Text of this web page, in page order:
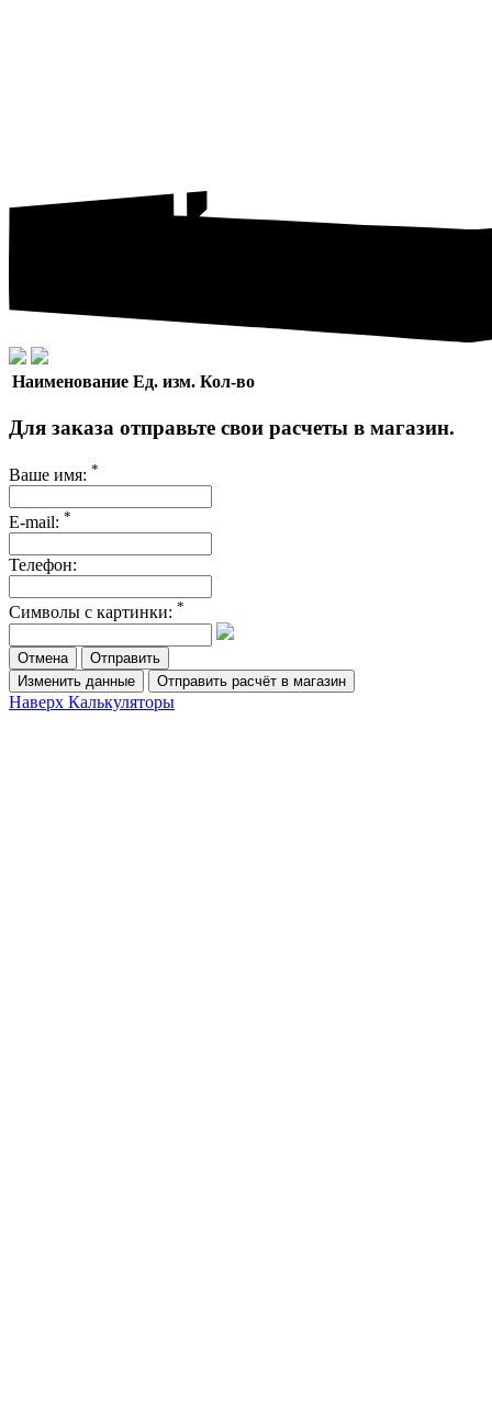
Наименование Ед. изм. Кол-во
Для заказа отправьте свои расчеты в магазин.
Ваше имя: *
E-mail: *
Телефон:
Символы с картинки: *
Отмена
Изменить данные
Отправить расчёт в магазин
Наверх Калькуляторы